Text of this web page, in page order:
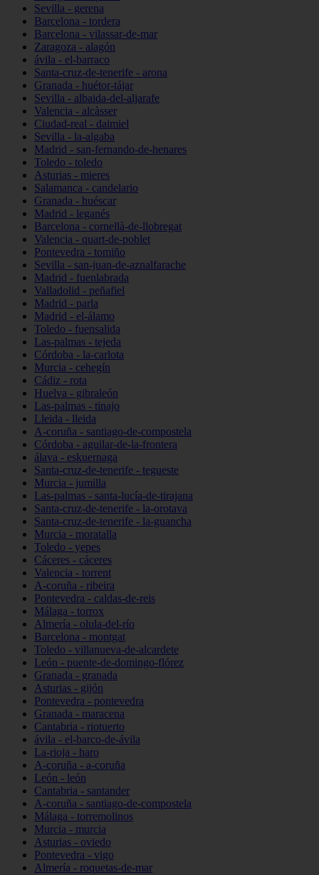
Sevilla - gerena
Barcelona - tordera
Barcelona - vilassar-de-mar
Zaragoza - alagón
ávila - el-barraco
Santa-cruz-de-tenerife - arona
Granada - huétor-tájar
Sevilla - albaida-del-aljarafe
Valencia - alcàsser
Ciudad-real - daimiel
Sevilla - la-algaba
Madrid - san-fernando-de-henares
Toledo - toledo
Asturias - mieres
Salamanca - candelario
Granada - huéscar
Madrid - leganés
Barcelona - cornellà-de-llobregat
Valencia - quart-de-poblet
Pontevedra - tomiño
Sevilla - san-juan-de-aznalfarache
Madrid - fuenlabrada
Valladolid - peñafiel
Madrid - parla
Madrid - el-álamo
Toledo - fuensalida
Las-palmas - tejeda
Córdoba - la-carlota
Murcia - cehegín
Cádiz - rota
Huelva - gibraleón
Las-palmas - tinajo
Lleida - lleida
A-coruña - santiago-de-compostela
Córdoba - aguilar-de-la-frontera
álava - eskuernaga
Santa-cruz-de-tenerife - tegueste
Murcia - jumilla
Las-palmas - santa-lucía-de-tirajana
Santa-cruz-de-tenerife - la-orotava
Santa-cruz-de-tenerife - la-guancha
Murcia - moratalla
Toledo - yepes
Cáceres - cáceres
Valencia - torrent
A-coruña - ribeira
Pontevedra - caldas-de-reis
Málaga - torrox
Almería - olula-del-río
Barcelona - montgat
Toledo - villanueva-de-alcardete
León - puente-de-domingo-flórez
Granada - granada
Asturias - gijón
Pontevedra - pontevedra
Granada - maracena
Cantabria - riotuerto
ávila - el-barco-de-ávila
La-rioja - haro
A-coruña - a-coruña
León - león
Cantabria - santander
A-coruña - santiago-de-compostela
Málaga - torremolinos
Murcia - murcia
Asturias - oviedo
Pontevedra - vigo
Almería - roquetas-de-mar